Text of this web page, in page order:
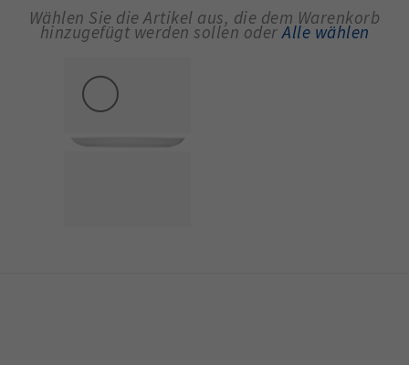
Wählen Sie die Artikel aus, die dem Warenkorb
hinzugefügt werden sollen oderAlle wählen